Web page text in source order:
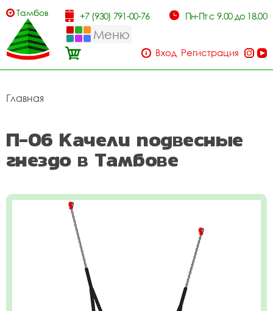
Тамбов +7 (930) 791-00-76 Пн-Пт с 9.00 до 18.00
Меню
Вход Регистрация
Главная
П-06 Качели подвесные
гнездо в Тамбове